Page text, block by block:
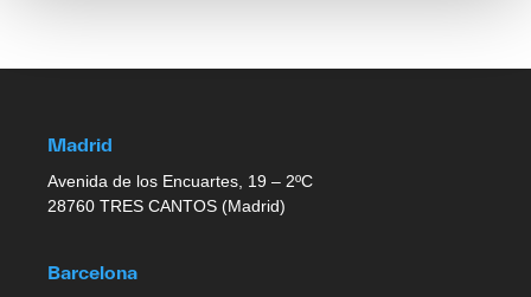
Madrid
Avenida de los Encuartes, 19 – 2ºC
28760 TRES CANTOS (Madrid)
Barcelona